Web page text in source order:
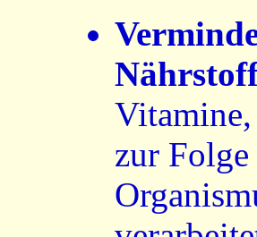
zur Folge